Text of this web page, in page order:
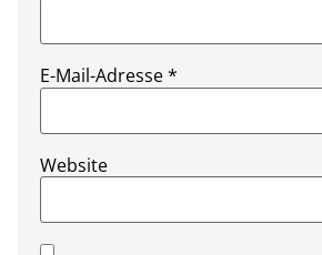
E-Mail-Adresse*
Website